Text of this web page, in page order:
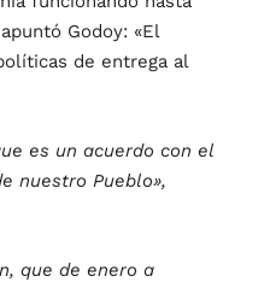
Godoy: «El
de entrega al
es un acuerdo con el
nuestro Pueblo»,
que de enero a